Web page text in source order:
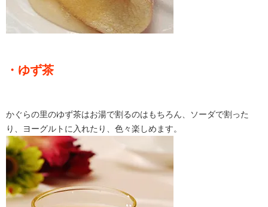
・ゆず茶
かぐらの里のゆず茶はお湯で割るのはもちろん、ソーダで割った
り、ヨーグルトに入れたり、色々楽しめます。